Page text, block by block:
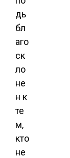
дь
бл
аго
ск
ло
не
н к
те
м,
кто
не